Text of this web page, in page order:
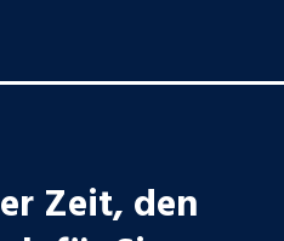
Zeit, den